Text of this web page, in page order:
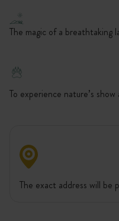
The magic of a breathtaking
To experience nature’s show
The exact address will be